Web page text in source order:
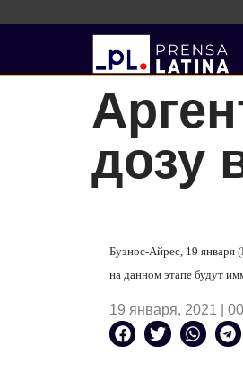
дозу
Буэнос-Айрес, 19 января
на данном этапе будут
19 января, 2021 |